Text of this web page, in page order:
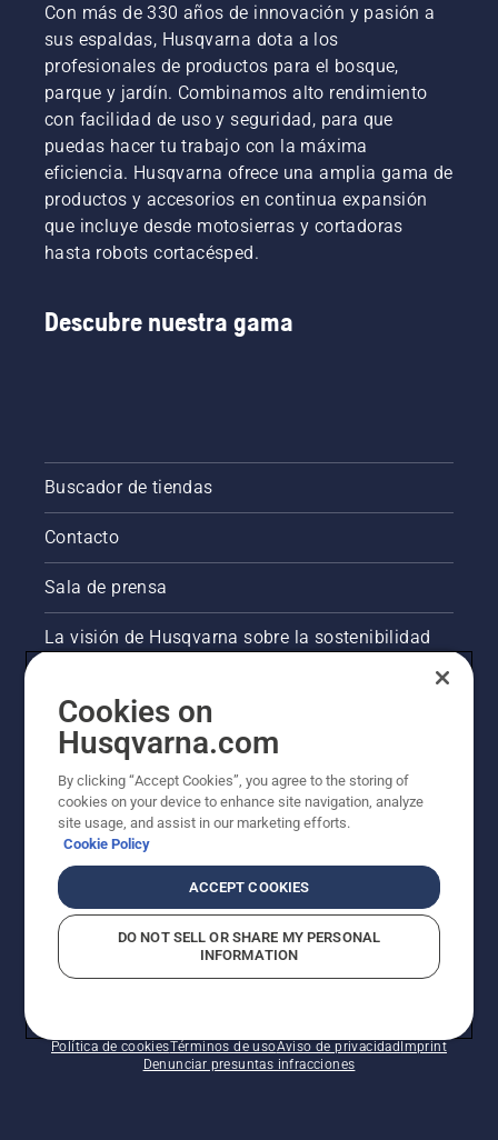
Con más de 330 años de innovación y pasión a
sus espaldas, Husqvarna dota a los
profesionales de productos para el bosque,
parque y jardín. Combinamos alto rendimiento
con facilidad de uso y seguridad, para que
puedas hacer tu trabajo con la máxima
eficiencia. Husqvarna ofrece una amplia gama de
productos y accesorios en continua expansión
que incluye desde motosierras y cortadoras
hasta robots cortacésped.
Descubre nuestra gama
Buscador de tiendas
Contacto
Sala de prensa
La visión de Husqvarna sobre la sostenibilidad
Otros sitios de Husqvarna
© Husqvarna AB (publ). Todos los derechos
Política de cookiesTérminos de usoAviso de privacidadImprint
Denunciar presuntas infracciones
Cookies on
Husqvarna.com
By clicking “Accept Cookies”, you agree to the storing of
cookies on your device to enhance site navigation, analyze
site usage, and assist in our marketing efforts.
Cookie Policy
ACCEPT COOKIES
DO NOT SELL OR SHARE MY PERSONAL
INFORMATION